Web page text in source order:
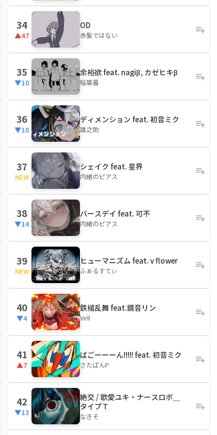
34
▲47
OD
赤髪ではない
35
▼10
余裕欲 feat. nagiβ, カゼヒキβ
稲葉曇
36
▼10
ディメンション feat. 初音ミク
雄之助
37
NEW
シェイク feat. 星界
内緒のピアス
38
▼14
バースデイ feat. 可不
内緒のピアス
39
NEW
ヒューマニズム feat. v flower
ふぁるすてぃ
40
▼4
鉄槌乱舞 feat.鏡音リン
Vell
41
▲7
ばごーーーん!!!!! feat. 初音ミク
さたぱんP
42
▼13
絶交 / 歌愛ユキ・ナースロボ＿
タイプＴ
なきそ